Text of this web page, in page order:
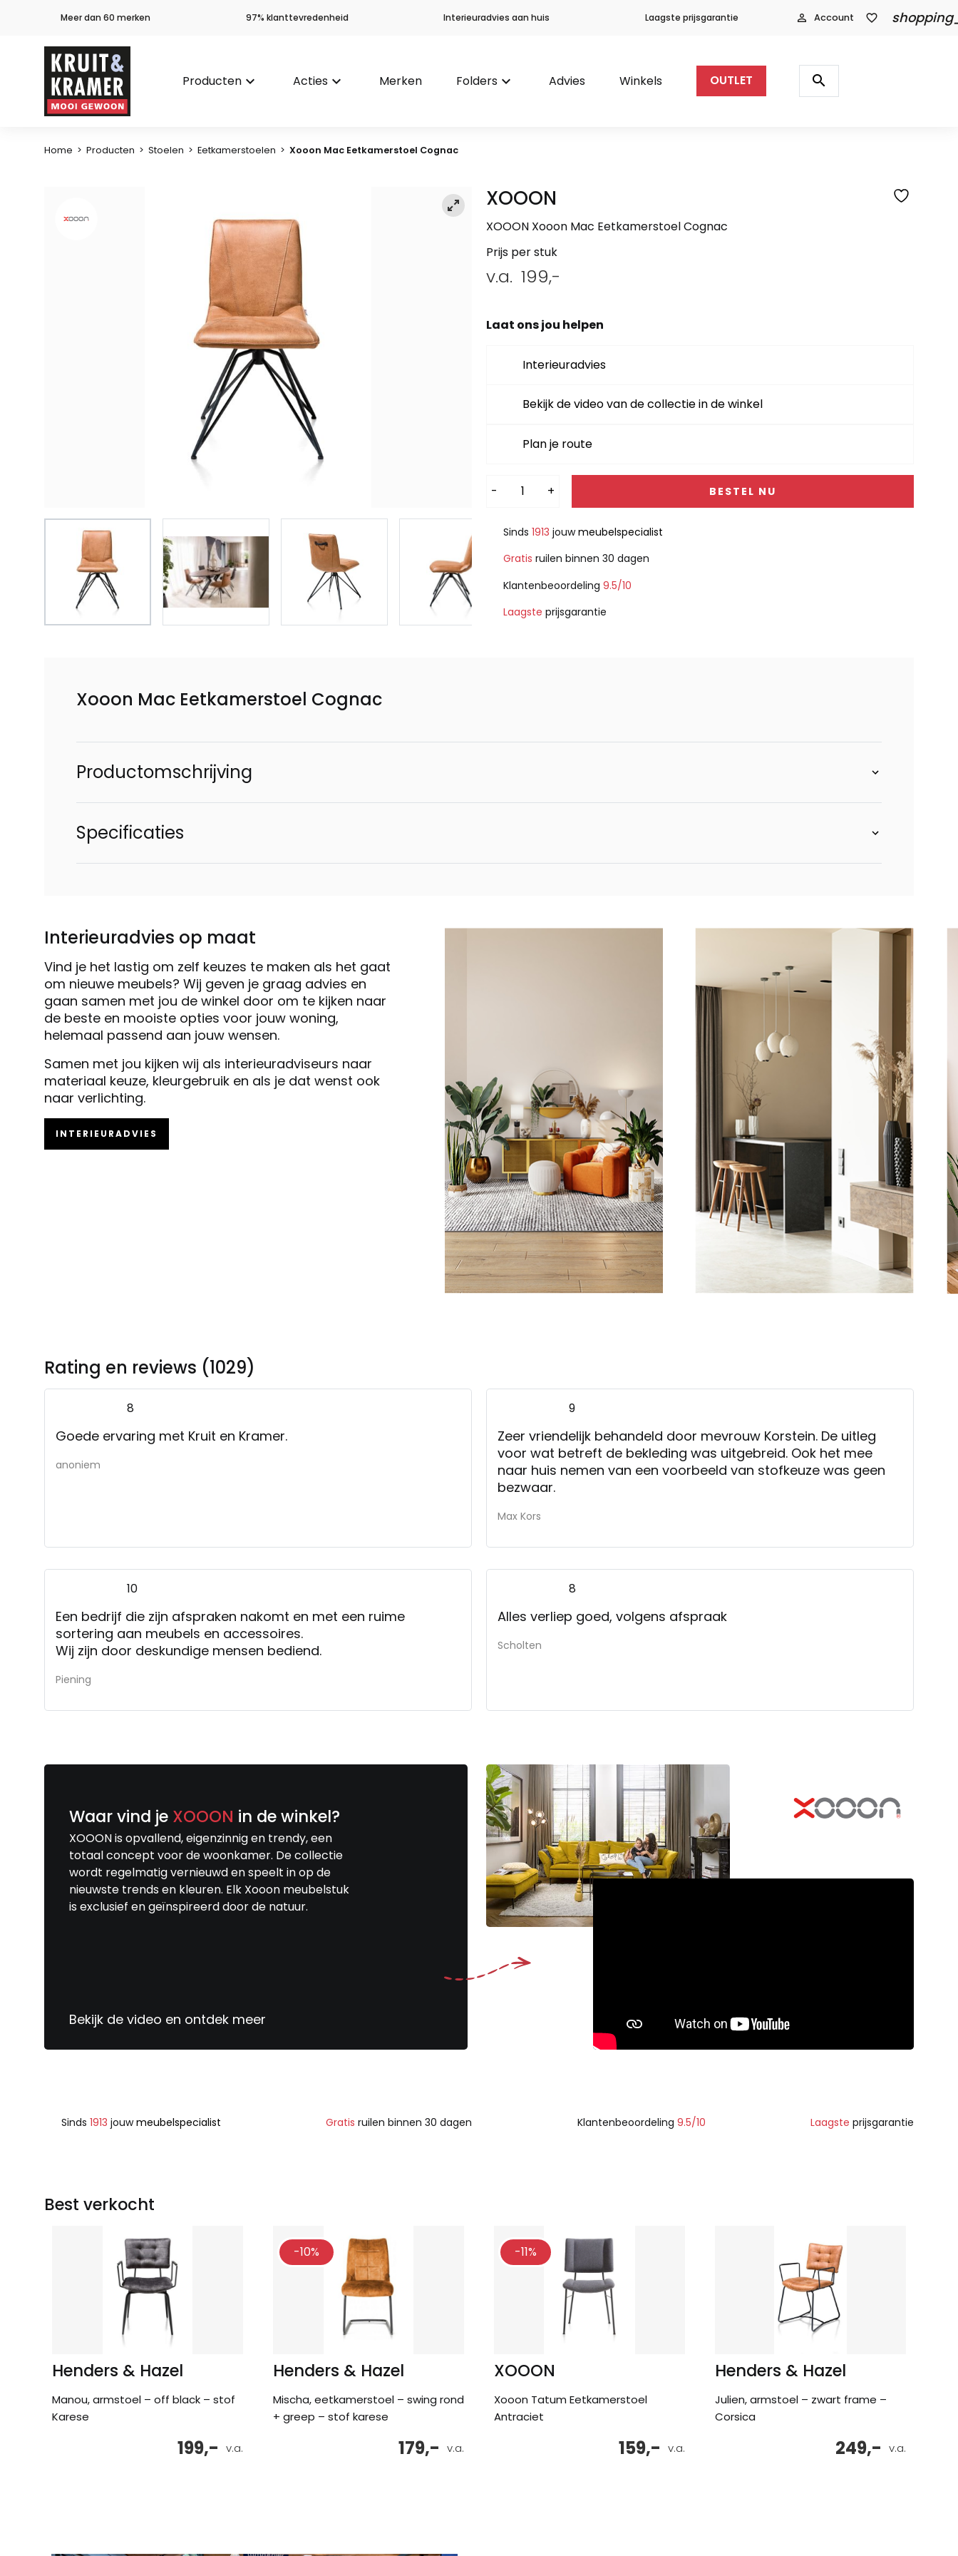
Meer dan 60 merken 97% klanttevredenheid Interieuradvies aan huis Laagste prijsgarantie person_outline Account favorite_border
Producten keyboard_arrow_down Acties keyboard_arrow_down Merken Folders keyboard_arrow_down Advies Winkels OUTLET
Producten
zoeken
search
Home > Producten > Stoelen > Eetkamerstoelen > Xooon Mac Eetkamerstoel Cognac
XOOON
XOOON Xooon Mac Eetkamerstoel Cognac
Prijs per stuk
v.a. 199,-
Laat ons jou helpen
Interieuradvies
Bekijk de video van de collectie in de winkel
Plan je route
- + BESTEL NU
Alternative:
Sinds 1913 jouwmeubelspecialist
Gratis ruilen binnen 30 dagen
Klantenbeoordeling 9.5/10
Laagste prijsgarantie
Xooon Mac Eetkamerstoel Cognac
Productomschrijving
Specificaties
Interieuradvies op maat
Vind je het lastig om zelf keuzes te maken als het gaat
om nieuwe meubels? Wij geven je graag advies en
gaan samen met jou de winkel door om te kijken naar
de beste en mooiste opties voor jouw woning,
helemaal passend aan jouw wensen.
Samen met jou kijken wij als interieuradviseurs naar
materiaal keuze, kleurgebruik en als je dat wenst ook
naar verlichting.
INTERIEURADVIES
Rating en reviews (1029)
8
Goede ervaring met Kruit en Kramer.
anoniem
9
Zeer vriendelijk behandeld door mevrouw Korstein. De uitleg
voor wat betreft de bekleding was uitgebreid. Ook het mee
naar huis nemen van een voorbeeld van stofkeuze was geen
bezwaar.
Max Kors
10
Een bedrijf die zijn afspraken nakomt en met een ruime
sortering aan meubels en accessoires.
Wij zijn door deskundige mensen bediend.
Piening
8
Alles verliep goed, volgens afspraak
Scholten
Waar vind je XOOON in de winkel?
XOOON is opvallend, eigenzinnig en trendy, een
totaal concept voor de woonkamer. De collectie
wordt regelmatig vernieuwd en speelt in op de
nieuwste trends en kleuren. Elk Xooon meubelstuk
is exclusief en geïnspireerd door de natuur.
Bekijk de video en ontdek meer
Sinds 1913 jouwmeubelspecialist Gratis ruilen binnen 30 dagen Klantenbeoordeling 9.5/10 Laagste prijsgarantie
Best verkocht
Henders & Hazel
Manou, armstoel – off black – stof
Karese
v.a.
199,-
-10%
Henders & Hazel
Mischa, eetkamerstoel – swing rond
+ greep – stof karese
v.a.
179,-
-11%
XOOON
Xooon Tatum Eetkamerstoel
Antraciet
v.a.
159,-
Henders & Hazel
Julien, armstoel – zwart frame –
Corsica
v.a.
249,-